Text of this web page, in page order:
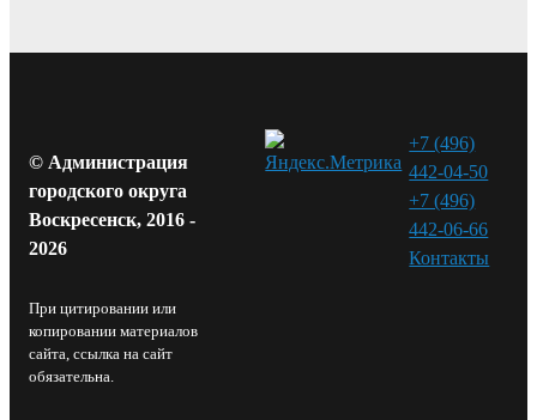
© Администрация
городского округа
Воскресенск, 2016 -
2026
При цитировании или
копировании материалов
сайта, ссылка на сайт
обязательна.
+7 (496)
442-04-50
+7 (496)
442-06-66
Контакты⁠